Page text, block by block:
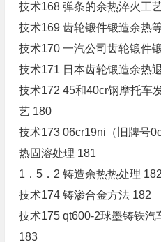
技术168 弹条的余热淬火工
技术169 齿轮锻件锻造余热
技术170 一汽公司齿轮锻件
技术171 日本齿轮锻造余热
技术172 45和40cr钢摩托车
艺 180
技术173 06cr19ni（旧牌号
热固溶处理 181
1．5．2 铸造余热热处理 182
技术174 铸渗合金方法 182
技术175 qt600-2球墨铸铁
183